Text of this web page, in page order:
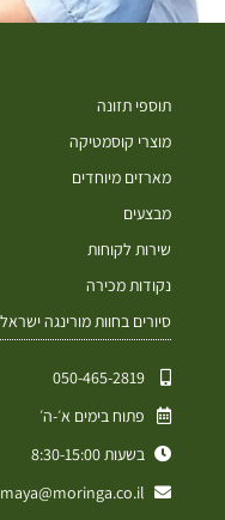
תוספי תזונה
מוצרי קוסמטיקה
מארזים מיוחדים
מבצעים
שירות לקוחות
נקודות מכירה
סיורים בחוות מורינגה
050-465-2819⁩
פתוח בימים א׳-ה׳
בשעות 8:30-15:00
maya@moringa.co.il